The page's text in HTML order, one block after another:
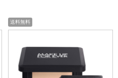
送料無料